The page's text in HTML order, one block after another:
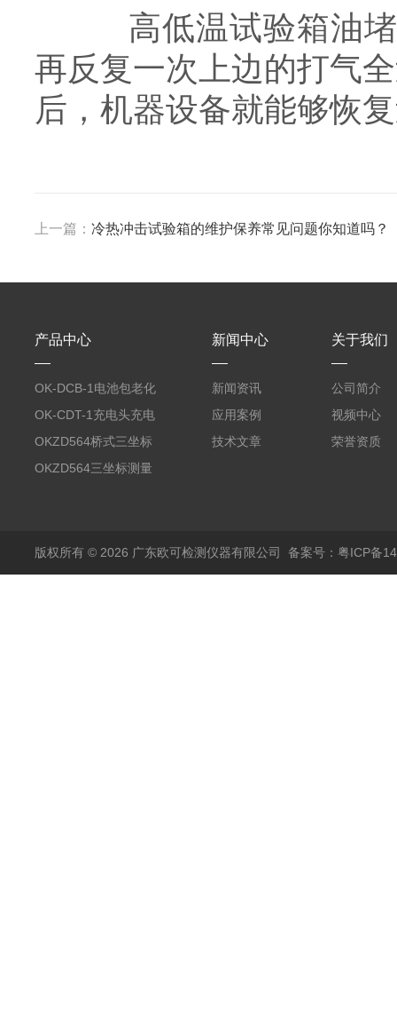
高低温试验箱油堵
再反复一次上边的打气
后，机器设备就能够恢
上一篇： 冷热冲击试验箱的维护保养常见问题你知道吗？
产品中心
OK-DCB-1电池包老化
测试系统
OK-CDT-1充电头充电
宝测试系统
OKZD564桥式三坐标
测量仪
OKZD564三坐标测量
新闻中心
新闻资讯
应用案例
技术文章
关于我们
公司简介
视频中心
荣誉资质
版权所有 © 2026 广东欧可检测仪器有限公司 备案号：粤ICP备